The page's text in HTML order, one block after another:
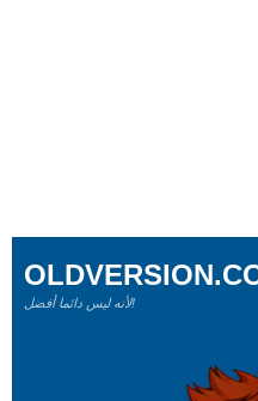
لأنه ليس دائما أفضل!